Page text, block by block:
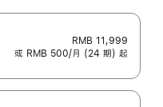
RMB 11,999
或 RMB 500/月 (24 期) 起